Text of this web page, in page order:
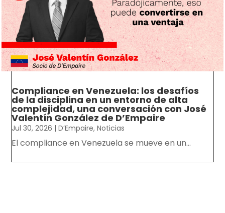
Compliance en Venezuela: los desafíos
de la disciplina en un entorno de alta
complejidad, una conversación con José
Valentín González de D’Empaire
Jul 30, 2026 |D’Empaire,Noticias
El compliance en Venezuela se mueve en un...